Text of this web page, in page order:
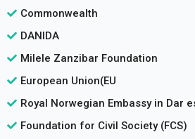
Commonwealth
DANIDA
Milele Zanzibar Foundation
European Union(EU
Royal Norwegian Embassy in Dar
Foundation for Civil Society (FCS)